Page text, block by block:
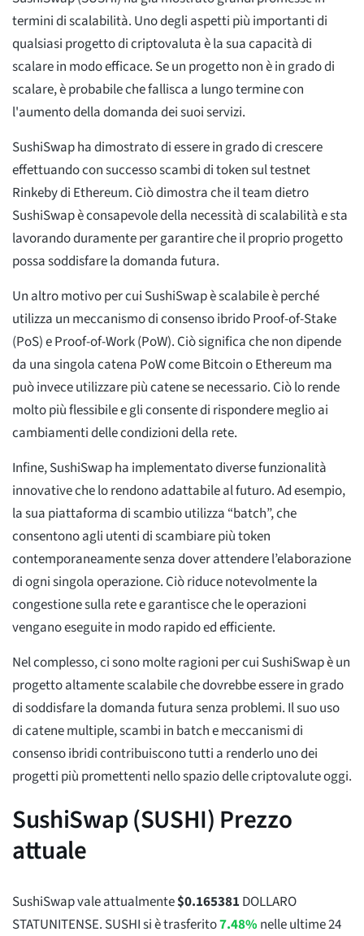
termini di scalabilità. Uno degli aspetti più importanti di
qualsiasi progetto di criptovaluta è la sua capacità di
scalare in modo efficace. Se un progetto non è in grado di
scalare, è probabile che fallisca a lungo termine con
l'aumento della domanda dei suoi servizi.
SushiSwap ha dimostrato di essere in grado di crescere
effettuando con successo scambi di token sul testnet
Rinkeby di Ethereum. Ciò dimostra che il team dietro
SushiSwap è consapevole della necessità di scalabilità e sta
lavorando duramente per garantire che il proprio progetto
possa soddisfare la domanda futura.
Un altro motivo per cui SushiSwap è scalabile è perché
utilizza un meccanismo di consenso ibrido Proof-of-Stake
(PoS) e Proof-of-Work (PoW). Ciò significa che non dipende
da una singola catena PoW come Bitcoin o Ethereum ma
può invece utilizzare più catene se necessario. Ciò lo rende
molto più flessibile e gli consente di rispondere meglio ai
cambiamenti delle condizioni della rete.
Infine, SushiSwap ha implementato diverse funzionalità
innovative che lo rendono adattabile al futuro. Ad esempio,
la sua piattaforma di scambio utilizza “batch”, che
consentono agli utenti di scambiare più token
contemporaneamente senza dover attendere l’elaborazione
di ogni singola operazione. Ciò riduce notevolmente la
congestione sulla rete e garantisce che le operazioni
vengano eseguite in modo rapido ed efficiente.
Nel complesso, ci sono molte ragioni per cui SushiSwap è un
progetto altamente scalabile che dovrebbe essere in grado
di soddisfare la domanda futura senza problemi. Il suo uso
di catene multiple, scambi in batch e meccanismi di
consenso ibridi contribuiscono tutti a renderlo uno dei
progetti più promettenti nello spazio delle criptovalute oggi.
SushiSwap (SUSHI) Prezzo
attuale
SushiSwap vale attualmente$0.165381 DOLLARO
STATUNITENSE. SUSHI si è trasferito7.48%nelle ultime 24